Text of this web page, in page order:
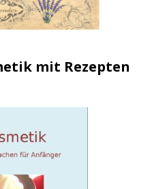
mit Rezepten